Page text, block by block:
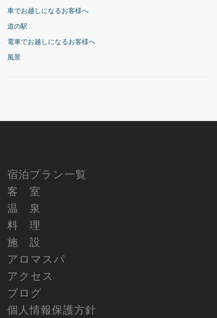
車でお越しになるお客様へ
道の駅
電車でお越しになるお客様へ
風景
宿泊プラン一覧
客 室
温 泉
料 理
施 設
アロマスパ
アクセス
ブログ
個人情報保護方針